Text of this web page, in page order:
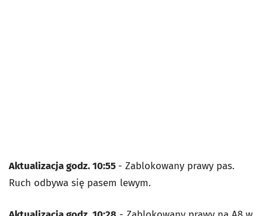
Aktualizacja godz. 10:55 - Zablokowany prawy pas.
Ruch odbywa się pasem lewym.